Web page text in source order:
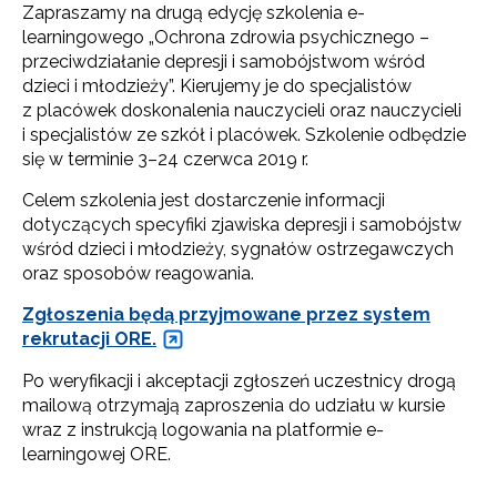
Zapraszamy na drugą edycję szkolenia e-
learningowego „Ochrona zdrowia psychicznego –
przeciwdziałanie depresji i samobójstwom wśród
dzieci i młodzieży”. Kierujemy je do specjalistów
z placówek doskonalenia nauczycieli oraz nauczycieli
i specjalistów ze szkół i placówek. Szkolenie odbędzie
się w terminie 3–24 czerwca 2019 r.
Celem szkolenia jest dostarczenie informacji
dotyczących specyfiki zjawiska depresji i samobójstw
wśród dzieci i młodzieży, sygnałów ostrzegawczych
oraz sposobów reagowania.
Zgłoszenia będą przyjmowane przez system
rekrutacji ORE.
Po weryfikacji i akceptacji zgłoszeń uczestnicy drogą
mailową otrzymają zaproszenia do udziału w kursie
wraz z instrukcją logowania na platformie e-
learningowej ORE.